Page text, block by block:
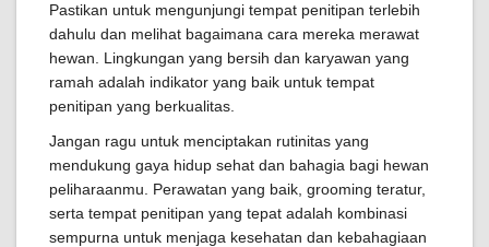
Pastikan untuk mengunjungi tempat penitipan terlebih
dahulu dan melihat bagaimana cara mereka merawat
hewan. Lingkungan yang bersih dan karyawan yang
ramah adalah indikator yang baik untuk tempat
penitipan yang berkualitas.
Jangan ragu untuk menciptakan rutinitas yang
mendukung gaya hidup sehat dan bahagia bagi hewan
peliharaanmu. Perawatan yang baik, grooming teratur,
serta tempat penitipan yang tepat adalah kombinasi
sempurna untuk menjaga kesehatan dan kebahagiaan